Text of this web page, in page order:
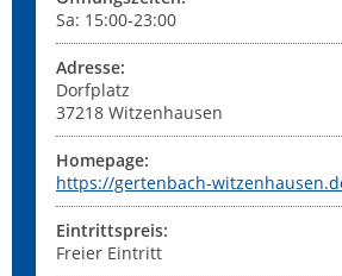
Sa: 15:00-23:00
Adresse:
Dorfplatz
37218 Witzenhausen
Homepage:
https://gertenbach-
Eintrittspreis:
Freier Eintritt